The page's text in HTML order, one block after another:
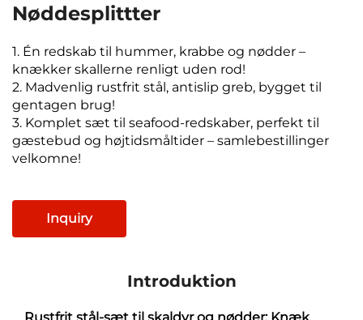
Nøddesplittter
1. Én redskab til hummer, krabbe og nødder –
knækker skallerne renligt uden rod!
2. Madvenlig rustfrit stål, antislip greb, bygget til
gentagen brug!
3. Komplet sæt til seafood-redskaber, perfekt til
gæstebud og højtidsmåltider – samlebestillinger
velkomne!
Inquiry
Introduktion